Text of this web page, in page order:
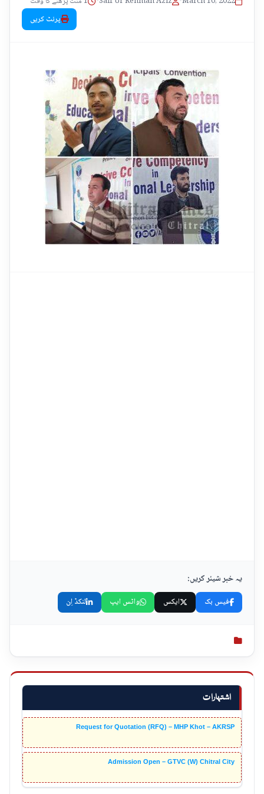
اشتہارات
Request for Quotation (RFQ) – MHP Khot – AKRSP
Admission Open – GTVC (W) Chitral City
پرنٹ کریں
یہ خبر شیئر کریں:
فیس بک ایکس واٹس ایپ لنکڈ اِن